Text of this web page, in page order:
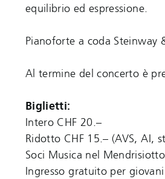
equilibrio ed espressione.
Pianoforte a coda Steinway
Al termine del concerto è
Biglietti:
Intero CHF 20.–
Ridotto CHF 15.– (AVS, AI,
Soci Musica nel
Ingresso gratuito per